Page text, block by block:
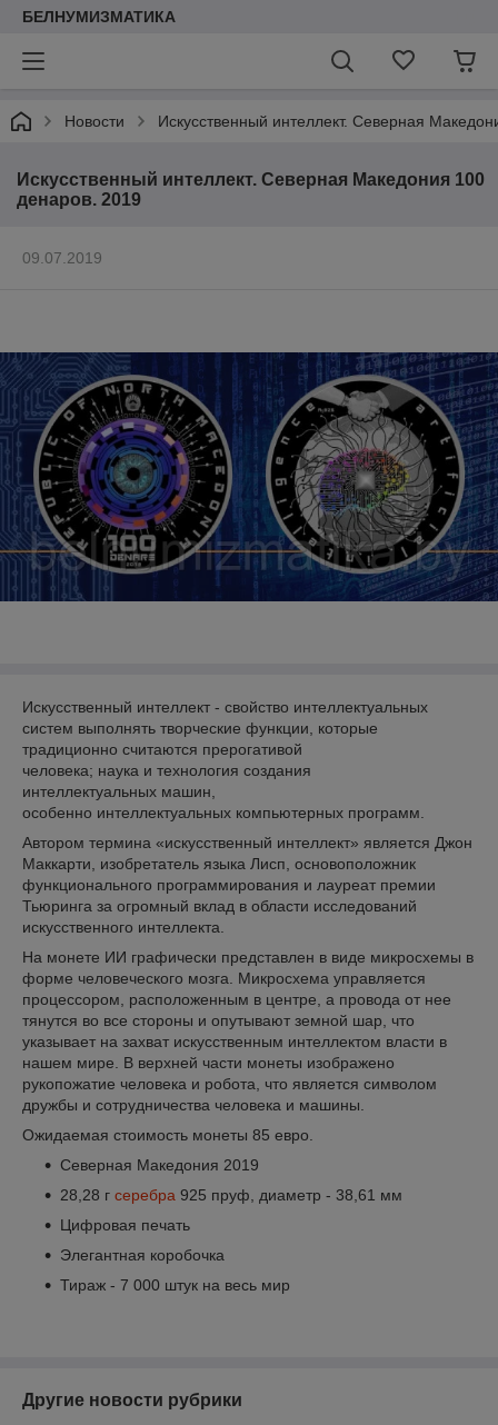
БЕЛНУМИЗМАТИКА
Новости Искусственный интеллект. Северная
Искусственный интеллект. Северная Македония 100
денаров. 2019
09.07.2019
Искусственный интеллект - свойство интеллектуальных
систем выполнять творческие функции, которые
традиционно считаются прерогативой
человека; наука и технология создания
интеллектуальных машин,
особенно интеллектуальных компьютерных программ.
Автором термина «искусственный интеллект» является Джон
Маккарти, изобретатель языка Лисп, основоположник
функционального программирования и лауреат премии
Тьюринга за огромный вклад в области исследований
искусственного интеллекта.
На монете ИИ графически представлен в виде микросхемы в
форме человеческого мозга. Микросхема управляется
процессором, расположенным в центре, а провода от нее
тянутся во все стороны и опутывают земной шар, что
указывает на захват искусственным интеллектом власти в
нашем мире. В верхней части монеты изображено
рукопожатие человека и робота, что является символом
дружбы и сотрудничества человека и машины.
Ожидаемая стоимость монеты 85 евро.
Северная Македония 2019
28,28 г серебра 925 пруф, диаметр - 38,61 мм
Цифровая печать
Элегантная коробочка
Тираж - 7 000 штук на весь мир
Другие новости рубрики